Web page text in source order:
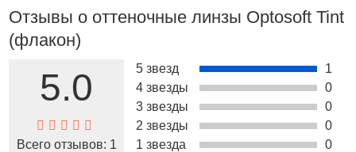
которые созданы на базе прозрачных линз Optosoft 60
UV и предназначены для дневного ношения.
Выпускаются во флаконах. Замена оттеночных линз
Optosoft Tint происходит через 6-10 месяцев.
Линзы имеют высокое влагосодержание и хорошую
кислородопрницаемость, что обеспечивает глазам
комфорт в течение всего дня.
Отзывы о оттеночные линзы Optosoft Tint
(флакон)
5.0
Всего отзывов: 1
5 звезд
1
4 звезды
0
3 звезды
0
2 звезды
0
1 звезда
0